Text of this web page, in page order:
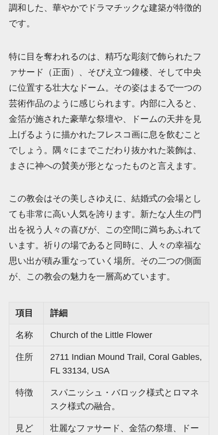
調和した、華やかでドラマチックな建築が特徴的
です。
特に目を奪われるのは、精巧な彫刻で飾られたフ
ァサード（正面）、そびえ立つ鐘楼、そして中央
に位置する壮大なドーム。その姿はまるで一つの
芸術作品のように感じられます。内部に入ると、
金箔が施された豪華な祭壇や、ドームの天井を見
上げるように描かれたフレスコ画に息を飲むこと
でしょう。隅々にまでこだわり抜かれた装飾は、
まさに神への賛美が形となったものと言えます。
この教会はその美しさゆえに、結婚式の会場とし
ても非常に高い人気を誇ります。新たな人生の門
出を祝う人々の喜びが、この空間に満ちあふれて
います。祈りの場であると同時に、人々の幸福な
思い出が積み重なっていく場所。その二つの側面
が、この教会の魅力を一層高めています。
項目 詳細
名称 Church of the Little Flower
住所
2711 Indian Mound Trail, Coral Gables,
FL 33134, USA
特徴
スパニッシュ・バロック様式とロマネ
スク様式の融合。
見ど
壮麗なファサード、金箔の祭壇、ドー